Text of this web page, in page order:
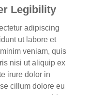
Legibility
adipiscing
ut labore et
veniam, quis
nisi ut aliquip ex
irure dolor in
cillum dolore eu